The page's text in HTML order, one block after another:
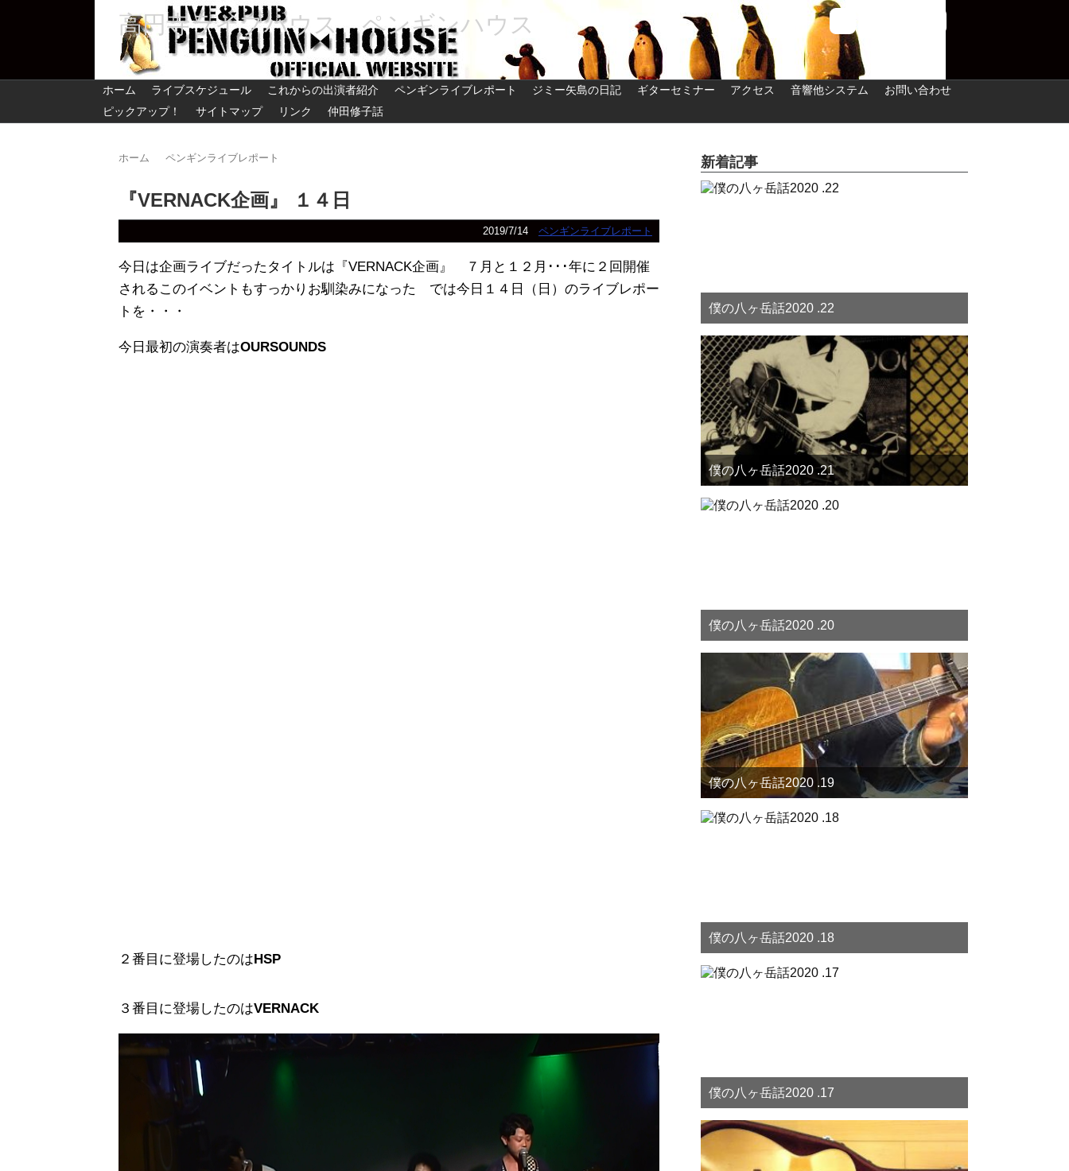
高円寺ライブハウス ペンギンハウス
ホーム ライブスケジュール これからの出演者紹介 ペンギンライブレポート ジミー矢島の日記 ギターセミナー アクセス 音響他システム
お問い合わせ
ピックアップ！
サイトマップ リンク 仲田修子話
ホーム ペンギンライブレポート
『VERNACK企画』 １４日
2019/7/14 ペンギンライブレポート
今日は企画ライブだったタイトルは『VERNACK企画』 ７月と１２月･･･年に２回開催
されるこのイベントもすっかりお馴染みになった では今日１４日（日）のライブレポー
トを・・・
今日最初の演奏者はOURSOUNDS
２番目に登場したのはHSP
３番目に登場したのはVERNACK
新着記事
僕の八ヶ岳話2020 .22
僕の八ヶ岳話2020 .21
僕の八ヶ岳話2020 .20
僕の八ヶ岳話2020 .19
僕の八ヶ岳話2020 .18
僕の八ヶ岳話2020 .17